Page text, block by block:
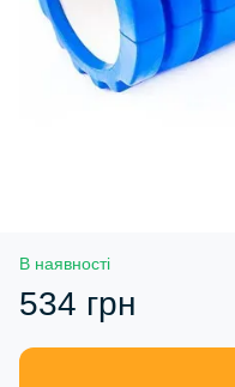
В наявності
534 грн